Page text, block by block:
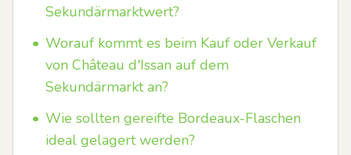
Sekundärmarktwert?
• Worauf kommt es beim Kauf oder Verkauf
von Château d'Issan auf dem
Sekundärmarkt an?
• Wie sollten gereifte Bordeaux-Flaschen
ideal gelagert werden?